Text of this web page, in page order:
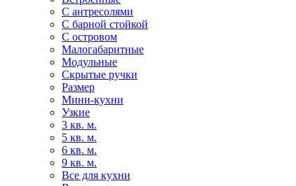
С антресолями
С барной стойкой
С островом
Малогабаритные
Модульные
Скрытые ручки
Размер
Мини-кухни
Узкие
3 кв. м.
5 кв. м.
6 кв. м.
9 кв. м.
Все для кухни